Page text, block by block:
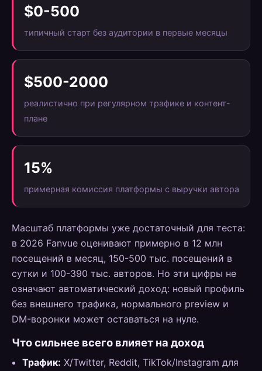
$0-500
типичный старт без аудитории в первые месяцы
$500-2000
реалистично при регулярном трафике и контент-
плане
15%
примерная комиссия платформы с выручки автора
Масштаб платформы уже достаточный для теста:
в 2026 Fanvue оценивают примерно в 12 млн
посещений в месяц, 150-500 тыс. посещений в
сутки и 100-390 тыс. авторов. Но эти цифры не
означают автоматический доход: новый профиль
без внешнего трафика, нормального preview и
DM-воронки может оставаться на нуле.
Что сильнее всего влияет на доход
Трафик: X/Twitter, Reddit, TikTok/Instagram для